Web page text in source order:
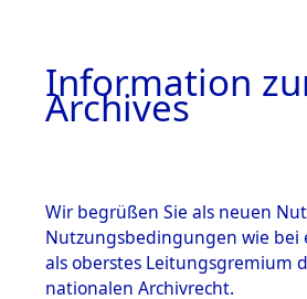
BESTÄNDE
Information
Archives
Wir begrüßen Sie als neuen
Nutzungsbedingungen wie bei
als oberstes Leitungsgremium
nationalen Archivrecht.